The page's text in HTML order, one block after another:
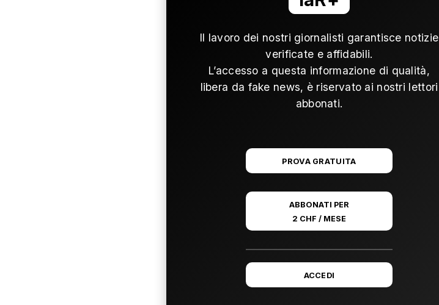
Il lavoro dei nostri giornalisti garantisce notizie
verificate e affidabili.
L’accesso a questa informazione di qualità,
libera da fake news, è riservato ai nostri lettori
abbonati.
PROVA GRATUITA
ABBONATI PER
2 CHF / MESE
ACCEDI